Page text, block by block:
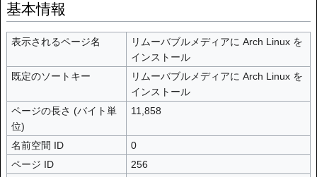
基本情報
表示されるページ名
リムーバブルメディアに Arch Linux を
インストール
既定のソートキー
リムーバブルメディアに Arch Linux を
インストール
ページの長さ (バイト単
位)
11,858
名前空間 ID
0
ページ ID
256